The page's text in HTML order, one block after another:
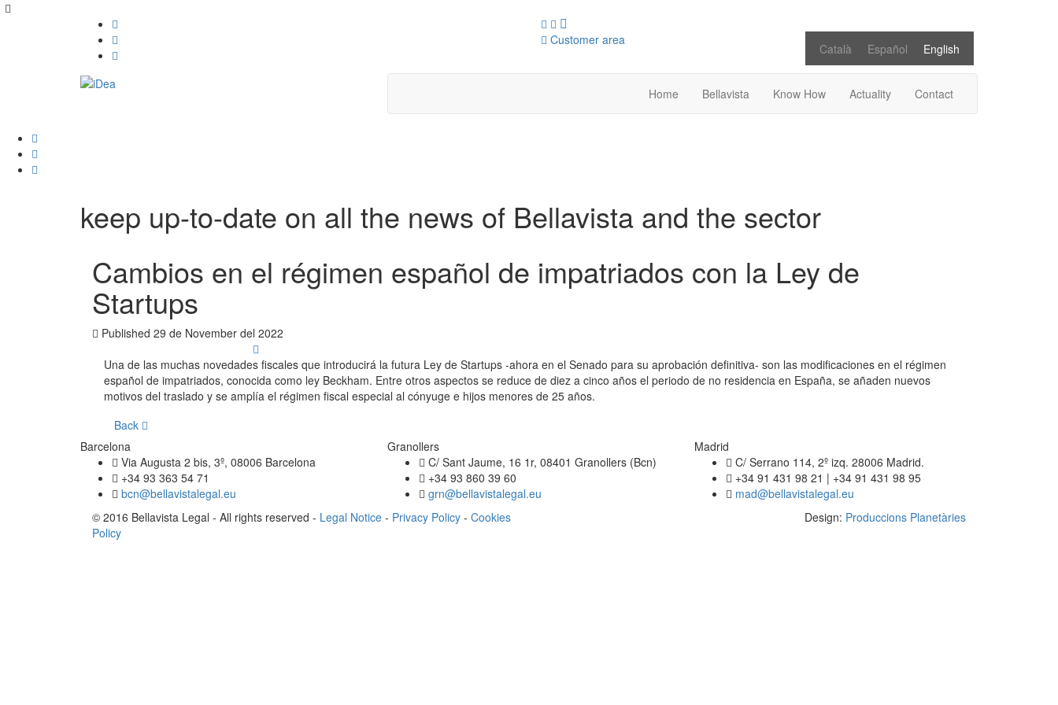
Català Español English
Customer area
Home Bellavista Know How Actuality Contact
keep up-to-date on all the news of Bellavista and the sector
Cambios en el régimen español de impatriados con la Ley de
Startups
Published 29 de November del 2022
Una de las muchas novedades fiscales que introducirá la futura Ley de Startups -ahora en el Senado para su aprobación definitiva- son las modificaciones en el régimen
español de impatriados, conocida como ley Beckham. Entre otros aspectos se reduce de diez a cinco años el periodo de no residencia en España, se añaden nuevos
motivos del traslado y se amplía el régimen fiscal especial al cónyuge e hijos menores de 25 años.
Back
Barcelona
Via Augusta 2 bis, 3º, 08006 Barcelona
+34 93 363 54 71
bcn@bellavistalegal.eu
Granollers
C/ Sant Jaume, 16 1r, 08401 Granollers (Bcn)
+34 93 860 39 60
grn@bellavistalegal.eu
Madrid
C/ Serrano 114, 2º izq. 28006 Madrid.
+34 91 431 98 21 | +34 91 431 98 95
mad@bellavistalegal.eu
© 2016 Bellavista Legal - All rights reserved - Legal Notice - Privacy Policy - Cookies
Policy
Design: Produccions Planetàries